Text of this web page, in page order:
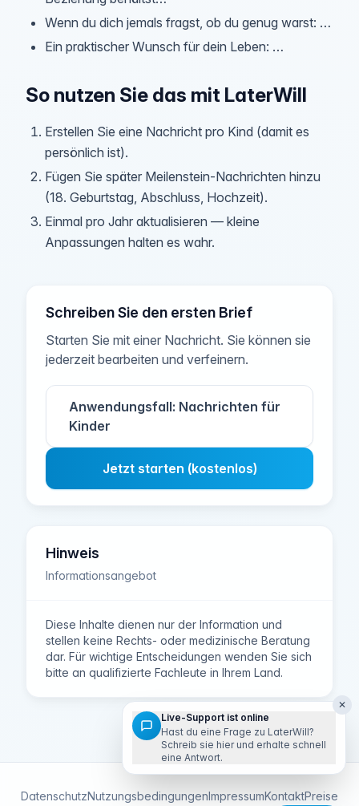
Wenn du dich jemals fragst, ob du genug warst: …
Ein praktischer Wunsch für dein Leben: …
So nutzen Sie das mit LaterWill
Erstellen Sie eine Nachricht pro Kind (damit es
persönlich ist).
Fügen Sie später Meilenstein‑Nachrichten hinzu
(18. Geburtstag, Abschluss, Hochzeit).
Einmal pro Jahr aktualisieren — kleine
Anpassungen halten es wahr.
Schreiben Sie den ersten Brief
Starten Sie mit einer Nachricht. Sie können sie
jederzeit bearbeiten und verfeinern.
Anwendungsfall: Nachrichten für
Kinder
Jetzt starten (kostenlos)
Hinweis
Informationsangebot
Diese Inhalte dienen nur der Information und
stellen keine Rechts- oder medizinische Beratung
dar. Für wichtige Entscheidungen wenden Sie sich
bitte an qualifizierte Fachleute in Ihrem Land.
DatenschutzNutzungsbedingungenImpressumKontaktPreise
✕
Live-Support ist online
Hast du eine Frage zu LaterWill?
Schreib sie hier und erhalte schnell
eine Antwort.